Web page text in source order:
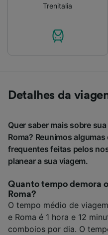
Trenitalia
Detalhes da
Quer saber mais sobre
Roma? Reunimos
frequentes feitas pelos
planear a sua viagem.
Quanto tempo demora
Roma?
O tempo médio de
e Roma é 1 hora e 12
comboios por dia. O